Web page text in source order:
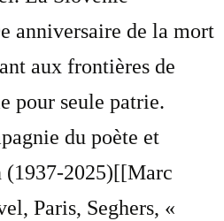
anniversaire de la mort
aux frontières de
pour seule patrie.
du poète et
2025)[[Marc
Paris, Seghers, «